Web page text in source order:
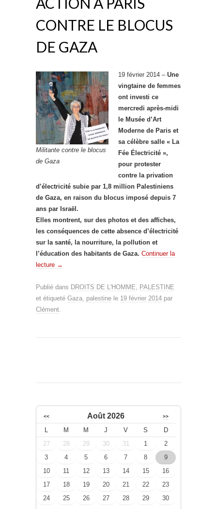
CONTRE LE BLOCUS
DE GAZA
Militante contre le blocus
de Gaza
19 février 2014 – Une
vingtaine de femmes
ont investi ce
mercredi après-midi
le Musée d’Art
Moderne de Paris et
sa célèbre salle « La
Fée Électricité »,
pour protester
contre la privation
d’électricité subie par 1,8 million Palestiniens
de Gaza, en raison du blocus imposé depuis 7
ans par Israël.
Elles montrent, sur des photos et des affiches,
les conséquences de cette absence d’électricité
sur la santé, la nourriture, la pollution et
l’éducation des habitants de Gaza. Continuer la
lecture →
Publié dans DROITS DE L'HOMME
PALESTINE
et étiqueté Gaza palestine le 19 février 2014 par
Clément
<< Août 2026 >>
M M J V S
D
27
28 29 30 31 1
2
3
4 5 6 7 8
9
10
11 12 13 14 15
16
17
18 19 20 21 22
23
24
25 26 27 28 29
30